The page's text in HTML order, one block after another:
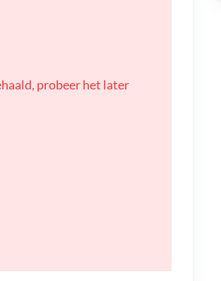
probeer het later